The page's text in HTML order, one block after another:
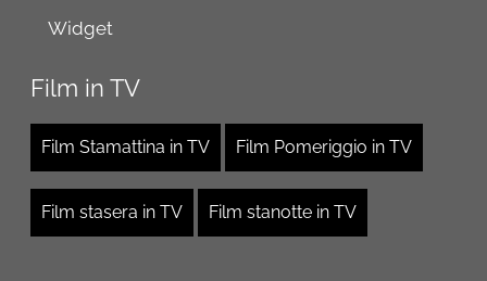
Widget
Film in TV
Film Stamattina in TV Film Pomeriggio in TV
Film stasera in TV Film stanotte in TV